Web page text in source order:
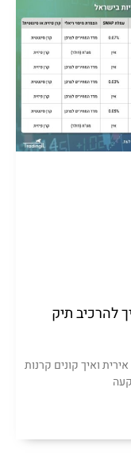
להרכיב תיק
ואיך קונים קרנות